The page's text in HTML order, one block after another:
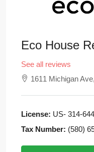
Eco House
See all reviews
1611 Michigan
License: US- 314-
Tax Number: (580)